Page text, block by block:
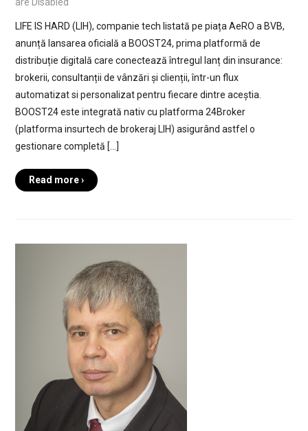
LIFE IS HARD (LIH), companie tech listată pe piața AeRO a BVB,
anunță lansarea oficială a BOOST24, prima platformă de
distribuție digitală care conectează întregul lanț din insurance:
brokerii, consultanții de vânzări și clienții, într-un flux
automatizat si personalizat pentru fiecare dintre aceștia.
BOOST24 este integrată nativ cu platforma 24Broker
(platforma insurtech de brokeraj LIH) asigurând astfel o
gestionare completă […]
Read more ›